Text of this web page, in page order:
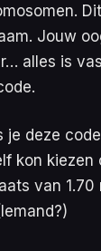
Jouw
alles is
je deze
kon kiezen
van 1.70
Iemand?)